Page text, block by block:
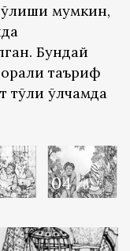
мумкин,
Бундай
таъриф
тўлиқ ўлчамда
04 /6